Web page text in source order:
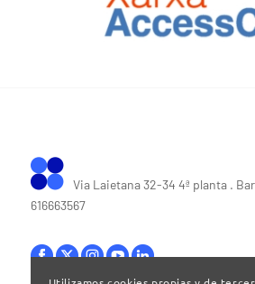
Via Laietana 32-34 4ª planta .
616663567